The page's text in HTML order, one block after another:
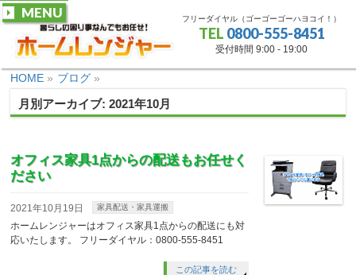
フリーダイヤル（ゴーゴーゴーハヨコイ！）
TEL 0800-555-8451
受付時間 9:00 - 19:00
MENU
HOME » ブログ »
月別アーカイブ: 2021年10月
オフィス家具1点からの配送もお任せく
ださい
2021年10月19日 家具配送・家具運搬
ホームレンジャーはオフィス家具1点からの配送にも対
応いたします。 フリーダイヤル：0800-555-8451
この記事を読む